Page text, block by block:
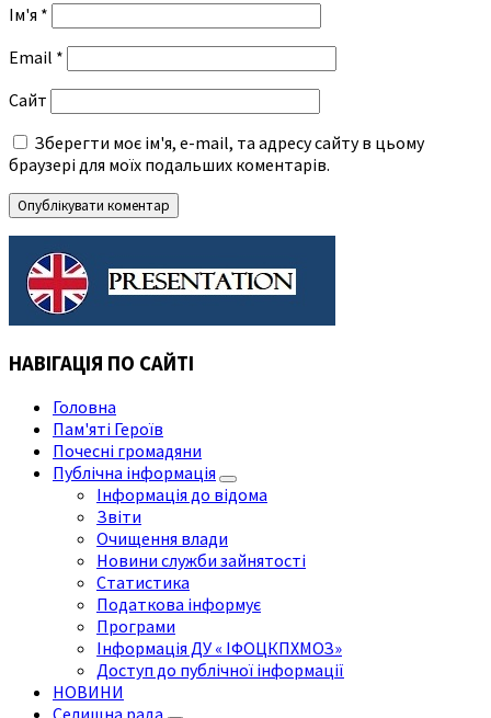
Ім'я *
Email *
Сайт
Зберегти моє ім'я, e-mail, та адресу сайту в цьому
браузері для моїх подальших коментарів.
НАВІГАЦІЯ ПО САЙТІ
Головна
Пам'яті Героїв
Почесні громадяни
Публічна інформація
Інформація до відома
Звіти
Очищення влади
Новини служби зайнятості
Статистика
Податкова інформує
Програми
Інформація ДУ « ІФОЦКПХМОЗ»
Доступ до публічної інформації
НОВИНИ